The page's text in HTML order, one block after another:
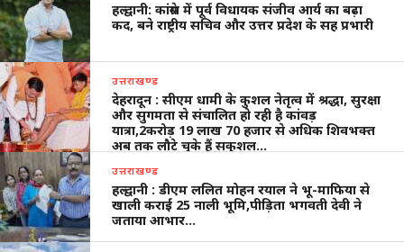
हल्द्वानी: कांग्रेस में पूर्व विधायक संजीव आर्य का बढ़ा
कद, बने राष्ट्रीय सचिव और उत्तर प्रदेश के सह प्रभारी
उत्तराखण्ड
देहरादून : सीएम धामी के कुशल नेतृत्व में श्रद्धा, सुरक्षा
और सुगमता से संचालित हो रही है कांवड़
यात्रा,2करोड़ 19 लाख 70 हजार से अधिक शिवभक्त
अब तक लौटे चुके हैं सकुशल…
उत्तराखण्ड
हल्द्वानी : डीएम ललित मोहन रयाल ने भू-माफिया से
खाली कराई 25 नाली भूमि,पीड़िता भगवती देवी ने
जताया आभार…